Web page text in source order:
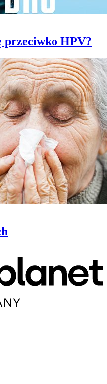
przeciwko HPV?